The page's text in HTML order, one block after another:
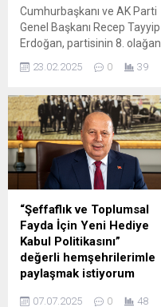
Cumhurbaşkanı ve AK Parti
Genel Başkanı Recep Tayyip
Erdoğan, partisinin 8. olağan
açıklamalarda bulundu.
konuşmasında “AK Parti’ye
yakışır kardeşlik ikliminde
kavgasız, gürültüsüz ve
hepsinden önemlisi şaibesiz
şekilde bu günlere getirdik.
Milletimiz ile olan gönül
köprülerini sağlamlaştırıp
kendi iç muhasebemizi
yaptık. Yeni bir döneme
Bismillah...
23.02.2025 0 39
“Şeffaflık ve Toplumsal
Fayda İçin Yeni Hediye
Kabul Politikasını”
değerli hemşehrilerimle
paylaşmak istiyorum
07.07.2025 0 48